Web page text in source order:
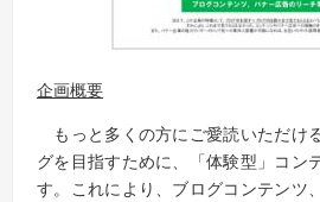
企画概要
もっと多くの方にご愛読いただけ
グを目指すために、「体験型」コン
す。これにより、ブログコンテンツ